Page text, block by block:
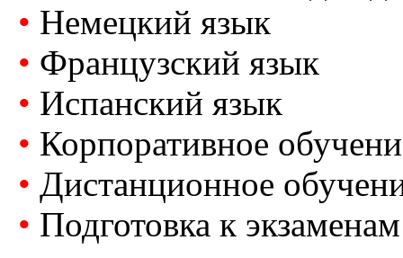
• Немецкий язык
• Французский язык
• Испанский язык
• Корпоративное
• Дистанционное
• Подготовка к